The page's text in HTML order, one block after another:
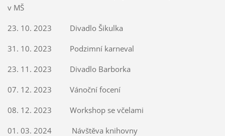
v MŠ
23. 10. 2023 Divadlo Šikulka
31. 10. 2023 Podzimní karneval
23. 11. 2023 Divadlo Barborka
07. 12. 2023 Vánoční focení
08. 12. 2023 Workshop se včelami
01. 03. 2024 Návštěva knihovny